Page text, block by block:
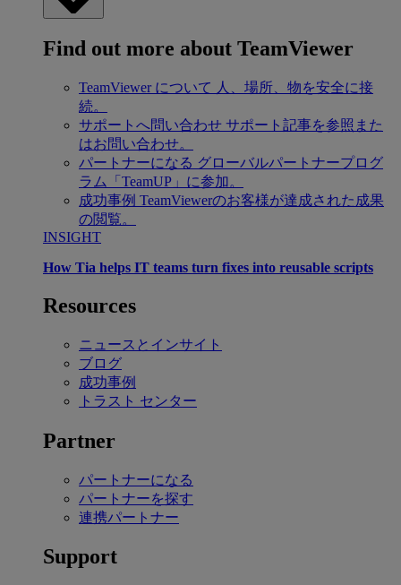
Find out more about TeamViewer
TeamViewer について 人、場所、物を安全に接
続。
サポートへ問い合わせ サポート記事を参照また
はお問い合わせ。
パートナーになる グローバルパートナープログ
ラム「TeamUP」に参加。
成功事例 TeamViewerのお客様が達成された成果
の閲覧。
INSIGHT
How Tia helps IT teams turn fixes into reusable scripts
Resources
ニュースとインサイト
ブログ
成功事例
トラスト センター
Partner
パートナーになる
パートナーを探す
連携パートナー
Support